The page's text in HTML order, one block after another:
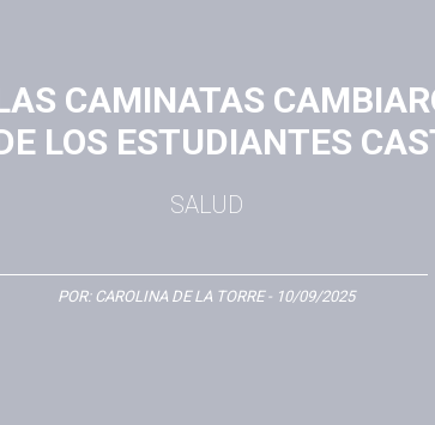
CAMINATAS
LOS ESTUDIANTES
SALUD
POR: CAROLINA DE LA TORRE- 10/09/2025